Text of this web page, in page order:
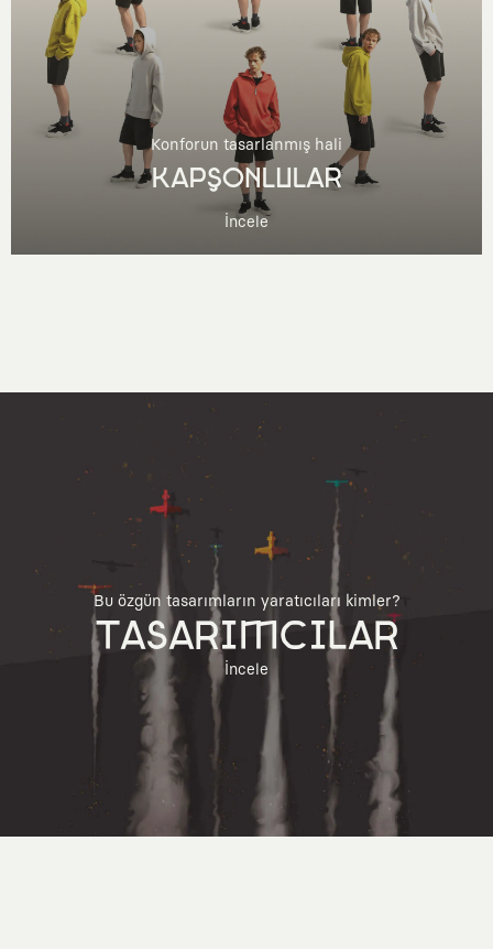
Konforun tasarlanmış hali
KAPŞONLULAR
İncele
Bu özgün tasarımların yaratıcıları kimler?
TASARIMCILAR
İncele